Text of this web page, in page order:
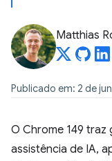
Matthias
Publicado em: 2 de
O Chrome 149 traz
assistência de IA,